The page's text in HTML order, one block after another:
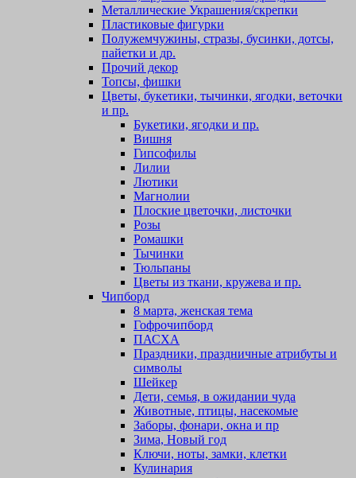
Металлические Украшения/скрепки
Пластиковые фигурки
Полужемчужины, стразы, бусинки, дотсы,
пайетки и др.
Прочий декор
Топсы, фишки
Цветы, букетики, тычинки, ягодки, веточки
и пр.
Букетики, ягодки и пр.
Вишня
Гипсофилы
Лилии
Лютики
Магнолии
Плоские цветочки, листочки
Розы
Ромашки
Тычинки
Тюльпаны
Цветы из ткани, кружева и пр.
Чипборд
8 марта, женская тема
Гофрочипборд
ПАСХА
Праздники, праздничные атрибуты и
символы
Шейкер
Дети, семья, в ожидании чуда
Животные, птицы, насекомые
Заборы, фонари, окна и пр
Зима, Новый год
Ключи, ноты, замки, клетки
Кулинария